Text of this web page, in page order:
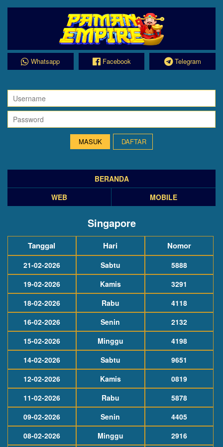
Whatsapp Facebook Telegram
DAFTAR
BERANDA
WEB
MOBILE
Singapore
Tanggal Hari Nomor
21-02-2026 Sabtu
5888
19-02-2026
Kamis
3291
18-02-2026
Rabu
4118
16-02-2026
Senin
2132
15-02-2026
Minggu
4198
14-02-2026
Sabtu
9651
12-02-2026
Kamis
0819
11-02-2026
Rabu
5878
09-02-2026
Senin
4405
08-02-2026
Minggu 2916